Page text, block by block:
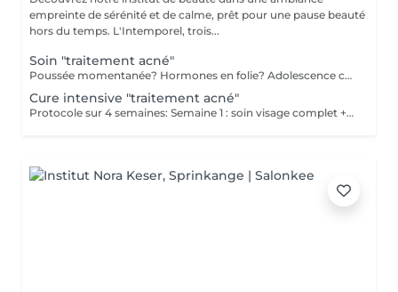
empreinte de sérénité et de calme, prêt pour une pause beauté
hors du temps. L'Intemporel, trois...
Soin "traitement acné"
Poussée momentanée? Hormones en folie? Adolescence compliquée? Ce soin est pour vous. Le soin visage complet comprend un nettoyage en profondeur de la peau avec vapeur et extraction des comédons, un léger massage suivi de 20' de traitement LED et un masque apaisant ou purifiant. Le soin flash est conseillé en entretien suite à un soin complet, entre 2 soins par exemple ou si acné plus tenace. Il comprend un nettoyage du visage, un léger massage et le traitement LED 20'. Pourquoi la LED? La puissance de la lumière LED bleue agit rapidement et efficacement pour éliminer l'acné, les imperfections et l'inflammation existantes, sans dessécher la peau. Elle régule également la production de sébum pour prévenir de futures éruptions cutanées, laissant votre peau claire, saine et lisse.
Cure intensive "traitement acné"
Protocole sur 4 semaines: Semaine 1 : soin visage complet + un soin flash (espacé de 2 jours minimum) Semaine 2 / 3 et 4 : 2 soins flash (espacé de 2 jours minimum) Descriptif complet voir "Soin traitement acné"